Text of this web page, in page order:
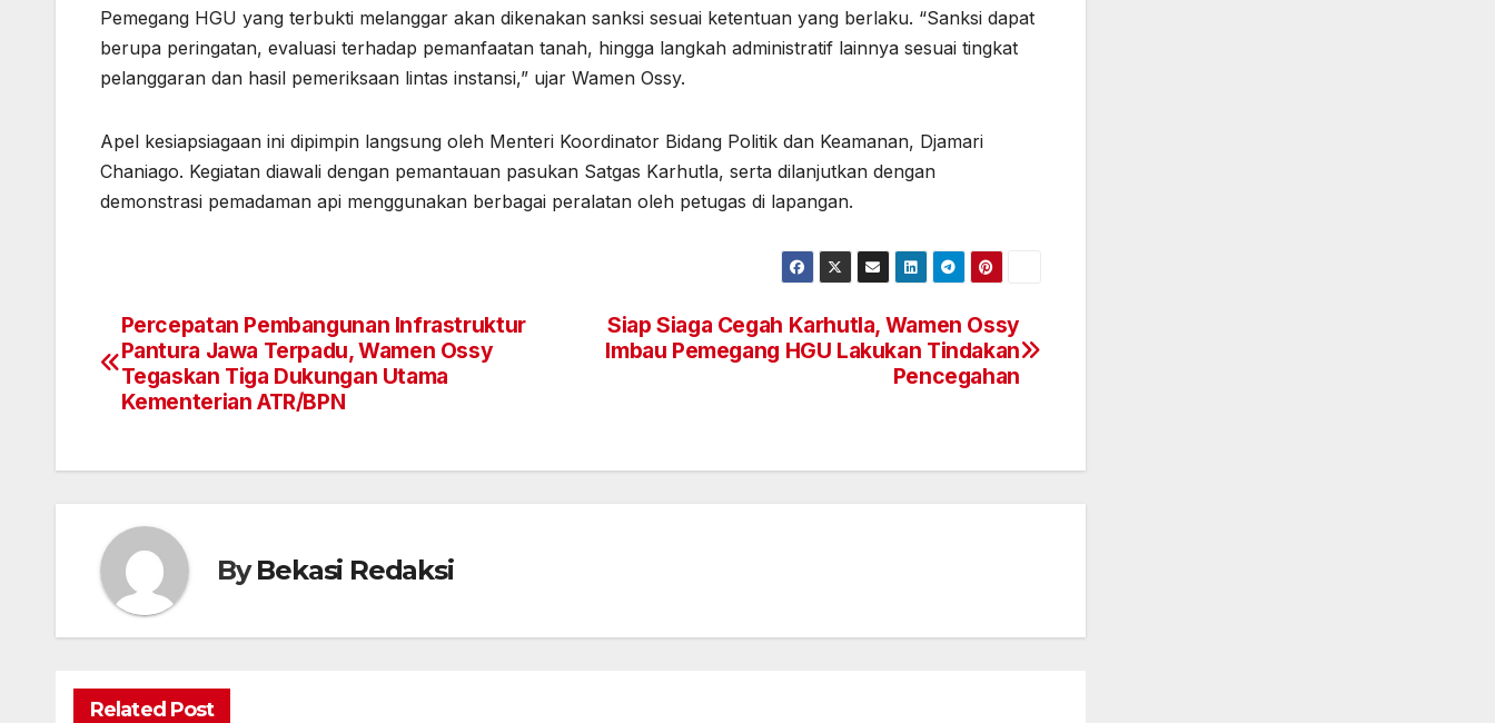
Pemegang HGU yang terbukti melanggar akan dikenakan sanksi sesuai ketentuan yang berlaku. “Sanksi dapat
berupa peringatan, evaluasi terhadap pemanfaatan tanah, hingga langkah administratif lainnya sesuai tingkat
pelanggaran dan hasil pemeriksaan lintas instansi,” ujar Wamen Ossy.
Apel kesiapsiagaan ini dipimpin langsung oleh Menteri Koordinator Bidang Politik dan Keamanan, Djamari
Chaniago. Kegiatan diawali dengan pemantauan pasukan Satgas Karhutla, serta dilanjutkan dengan
demonstrasi pemadaman api menggunakan berbagai peralatan oleh petugas di lapangan.
Navigasi
pos
Siap Siaga Cegah Karhutla, Wamen Ossy
Imbau Pemegang HGU Lakukan Tindakan
Pencegahan
Percepatan Pembangunan Infrastruktur
Pantura Jawa Terpadu, Wamen Ossy
Tegaskan Tiga Dukungan Utama
Kementerian ATR/BPN
ByBekasi Redaksi
Related Post